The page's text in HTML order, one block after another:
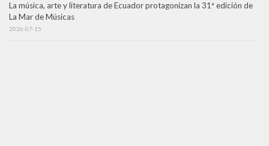
La música, arte y literatura de Ecuador protagonizan la 31ª edición de
La Mar de Músicas
2026-07-15